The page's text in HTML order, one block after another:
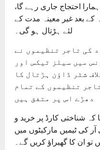
احتجاج جاری رہے گا،
کے بعد غیر معینہ مدت کے
لئے ہڑتال ہو گی۔
کی تاجر تنظیموں نے
میں سیلز ٹیکس اور
شٹر ڈاؤن ہڑتال کا
تنظیموں کے تمام
دھڑے اس پر متفق ہیں
کہ شناختی کارڈ پر خرید و
کی ٹیمیں مارکیٹوں میں
تو ان کا گھیراؤ کریں گے۔